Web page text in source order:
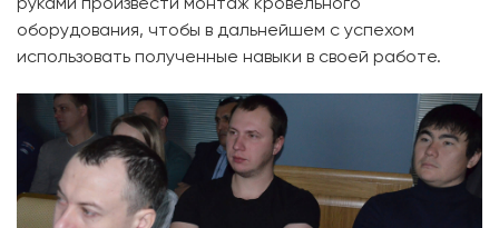
руками произвести монтаж кровельного
оборудования, чтобы в дальнейшем с успехом
использовать полученные навыки в своей работе.